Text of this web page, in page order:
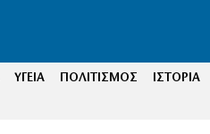
ΥΓΕΙΑ ΠΟΛΙΤΙΣΜΟΣ ΙΣΤΟΡΙΑ